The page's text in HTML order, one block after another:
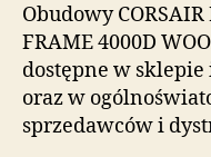
Obudowy CORSAIR
FRAME 4000D
dostępne w
oraz w
sprzedawców i